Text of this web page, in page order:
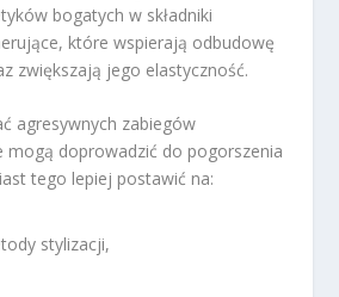
bogatych w składniki
które wspierają odbudowę
zwiększają jego elastyczność.
agresywnych zabiegów
mogą doprowadzić do pogorszenia
tego lepiej postawić na:
stylizacji,